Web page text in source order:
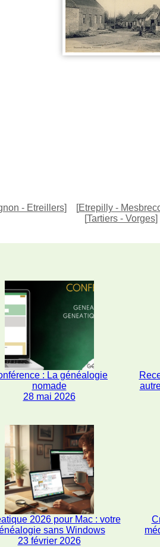
- Etreillers] [Etrepilly -
[Tartiers - Vorges]
: La généalogie
nomade
28 mai 2026
2026 pour Mac : votre
sans Windows
23 février 2026